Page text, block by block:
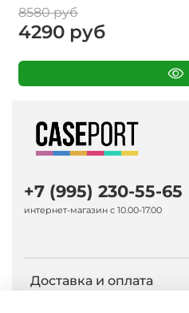
8580 руб
4290 руб
Доставка и оплата
+7 (995) 230-55-65
интернет-магазин с 10.00-17.00